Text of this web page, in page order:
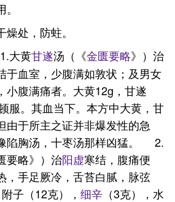
。
燥处，防蛀。
大黄甘遂汤（《金匮要略》）治
于血室，少腹满如敦状；及男女
小腹满痛者。大黄12g，甘遂
服。其血当下。本方中大黄，甘
由于所主之证并非爆发性的急
陷胸汤，十枣汤那样凶猛。 2.
要略》）治阳虚寒结，腹痛便
，手足厥冷，舌苔白腻，脉弦
子（12克）， 细辛 （3克），水